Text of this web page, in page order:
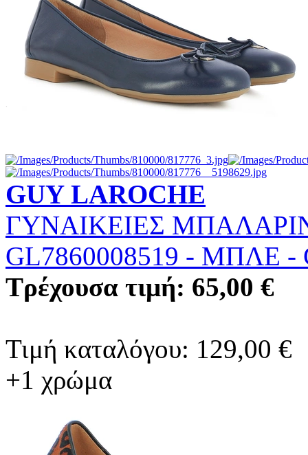
GUY LAROCHE
ΓΥΝΑΙΚΕΙΕΣ
GL7860008519 - ΜΠΛΕ -
Τρέχουσα τιμή: 65,00 €
Τιμή καταλόγου: 129,00 €
+1 χρώμα